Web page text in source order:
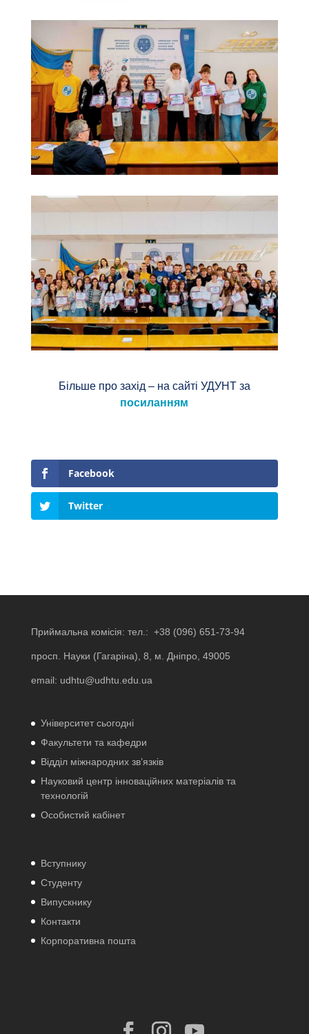
Більше про захід – на сайті УДУНТ за
посиланням
Facebook
Twitter
Приймальна комісія: тел.: +38 (096) 651-73-94
просп. Науки (Гагаріна), 8, м. Дніпро, 49005
email: udhtu@udhtu.edu.ua
Університет сьогодні
Факультети та кафедри
Відділ міжнародних зв’язків
Науковий центр інноваційних матеріалів та
технологій
Особистий кабінет
Вступнику
Студенту
Випускнику
Контакти
Корпоративна пошта